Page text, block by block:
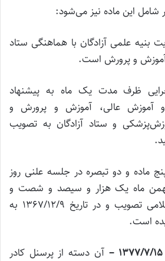
بنیه علمی آزادگان با هماهنگی ستاد
آموزش و پرورش است.
ظرف مدت یک ماه به پیشنهاد
و آموزش عالی، آموزش و پرورش و
و ستاد آزادگان به تصویب
.
ماده و دو تبصره در جلسه علنی روز
ماه یک هزار و سیصد و شصت و
هفت مجلس شورای‌اسلامی تصویب و در تاریخ ۱۳۶۷/۱۲/۹ به
است.
۱۳۷۷/۷/۱۵ – آن دسته از پرسنل کادر